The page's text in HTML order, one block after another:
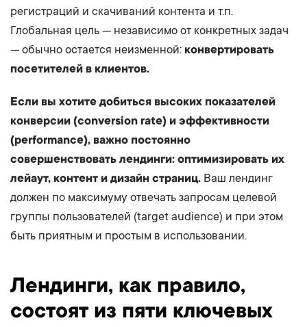
регистраций и скачиваний контента и т.п.
Глобальная цель — независимо от конкретных задач
— обычно остается неизменной: конвертировать
посетителей в клиентов.
Если вы хотите добиться высоких показателей
конверсии (conversion rate) и эффективности
(performance), важно постоянно
совершенствовать лендинги: оптимизировать их
лейаут, контент и дизайн страниц. Ваш лендинг
должен по максимуму отвечать запросам целевой
группы пользователей (target audience) и при этом
быть приятным и простым в использовании.
Лендинги, как правило,
состоят из пяти ключевых